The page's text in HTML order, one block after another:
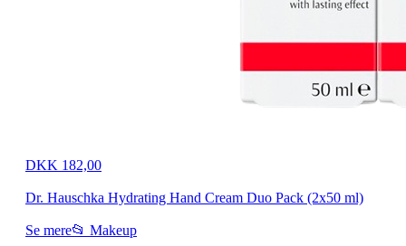
DKK 182,00
Dr. Hauschka Hydrating Hand Cream Duo Pack (2x50 ml)
Se mere📂 Makeup